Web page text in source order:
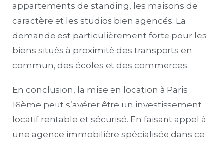
appartements de standing, les maisons de
caractère et les studios bien agencés. La
demande est particulièrement forte pour les
biens situés à proximité des transports en
commun, des écoles et des commerces.
En conclusion, la mise en location à Paris
16ème peut s’avérer être un investissement
locatif rentable et sécurisé. En faisant appel à
une agence immobilière spécialisée dans ce